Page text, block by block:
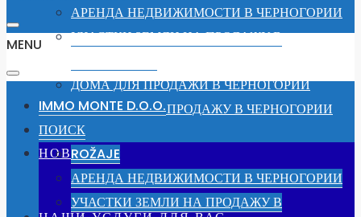
АРЕНДА НЕДВИЖИМОСТИ В ЧЕРНОГОРИИ
УЧАСТКИ ЗЕМЛИ НА ПРОДАЖУ В
ДОМА ДЛЯ ПРОДАЖИ В ЧЕРНОГОРИИ
КВАРТИРЫ НА ПРОДАЖУ В ЧЕРНОГОРИИ
НОВОСТИ
MENU
IMMO MONTE D.O.O.
ПОИСК
ROŽAJE
АРЕНДА НЕДВИЖИМОСТИ В ЧЕРНОГОРИИ
УЧАСТКИ ЗЕМЛИ НА ПРОДАЖУ В